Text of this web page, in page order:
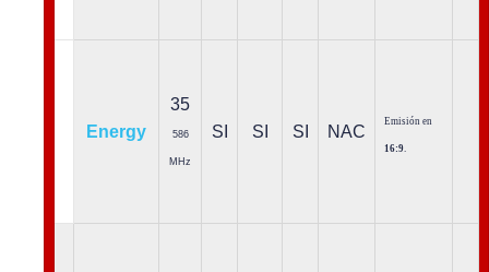
Energy
35
586
MHz
SI SI SI NAC
Emisión en
16:9